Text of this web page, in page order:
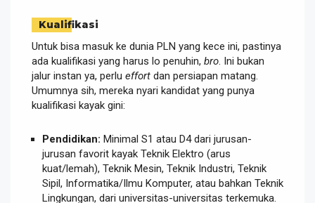
Kualifikasi
Untuk bisa masuk ke dunia PLN yang kece ini, pastinya
ada kualifikasi yang harus lo penuhin, bro . Ini bukan
jalur instan ya, perlu effort dan persiapan matang.
Umumnya sih, mereka nyari kandidat yang punya
kualifikasi kayak gini:
Pendidikan: Minimal S1 atau D4 dari jurusan-
jurusan favorit kayak Teknik Elektro (arus
kuat/lemah), Teknik Mesin, Teknik Industri, Teknik
Sipil, Informatika/Ilmu Komputer, atau bahkan Teknik
Lingkungan, dari universitas-universitas terkemuka.